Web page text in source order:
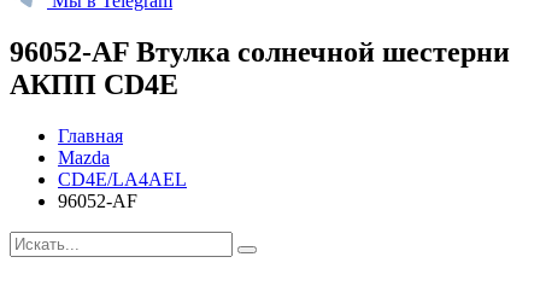
96052-AF Втулка солнечной шестерни
АКПП CD4E
Главная
Mazda
CD4E/LA4AEL
96052-AF